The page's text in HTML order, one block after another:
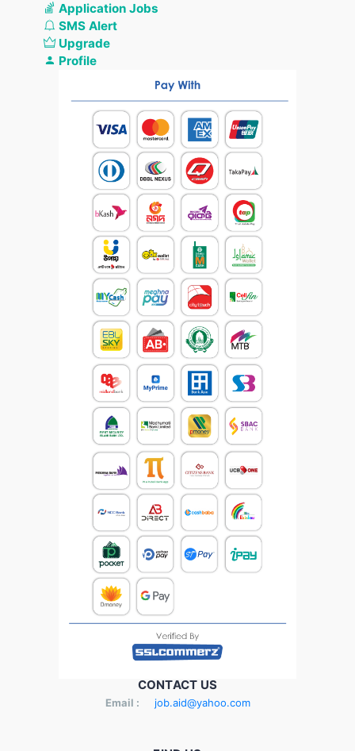
Application Jobs
SMS Alert
Upgrade
Profile
CONTACT US
Email : job.aid@yahoo.com